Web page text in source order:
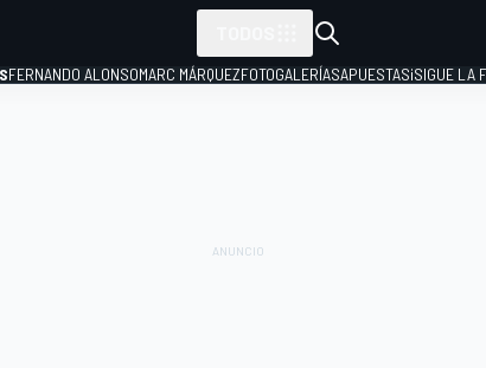
FERNANDO ALONSOMARC MÁRQUEZFOTOGALERÍASAPUESTAS¡SIGUE LA